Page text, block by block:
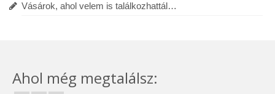
Vásárok, ahol velem is találkozhattál…
Ahol még megtalálsz: